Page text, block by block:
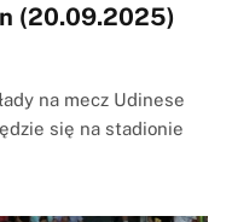
(20.09.2025)
na mecz Udinese
się na stadionie